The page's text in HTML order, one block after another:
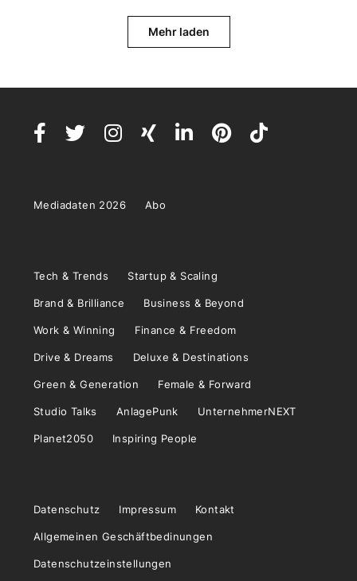
Mehr laden
Mediadaten 2026 Abo
Tech & Trends Startup & Scaling
Brand & Brilliance Business & Beyond
Work & Winning Finance & Freedom
Drive & Dreams Deluxe & Destinations
Green & Generation Female & Forward
Studio Talks AnlagePunk UnternehmerNEXT
Planet2050 Inspiring People
Datenschutz Impressum Kontakt
Allgemeinen Geschäftbedinungen
Datenschutzeinstellungen